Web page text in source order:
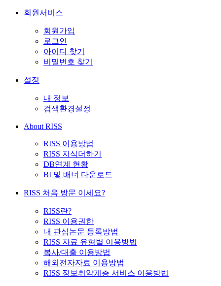
회원서비스
회원가입
로그인
아이디 찾기
비밀번호 찾기
설정
내 정보
검색환경설정
About RISS
RISS 이용방법
RISS 지식더하기
DB연계 현황
BI 및 배너 다운로드
RISS 처음 방문 이세요?
RISS란?
RISS 이용권한
내 관심논문 등록방법
RISS 자료 유형별 이용방법
복사/대출 이용방법
해외전자자료 이용방법
RISS 정보취약계층 서비스 이용방법